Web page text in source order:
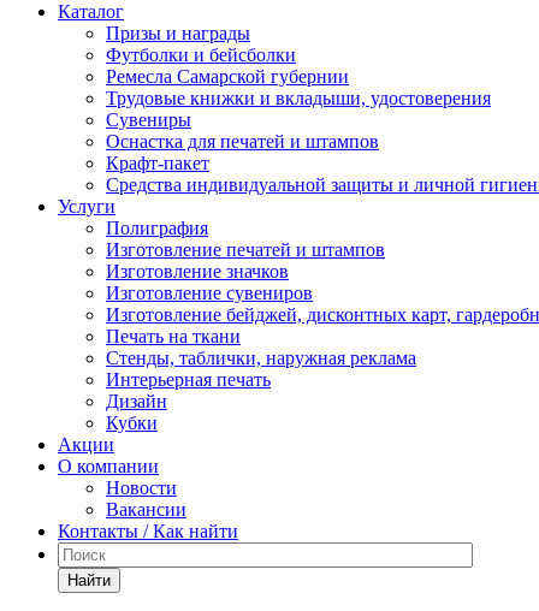
Каталог
Призы и награды
Футболки и бейсболки
Ремесла Самарской губернии
Трудовые книжки и вкладыши, удостоверения
Сувениры
Оснастка для печатей и штампов
Крафт-пакет
Средства индивидуальной защиты и личной
Услуги
Полиграфия
Изготовление печатей и штампов
Изготовление значков
Изготовление сувениров
Изготовление бейджей, дисконтных карт,
Печать на ткани
Стенды, таблички, наружная реклама
Интерьерная печать
Дизайн
Кубки
Акции
О компании
Новости
Вакансии
Контакты / Как найти
Найти